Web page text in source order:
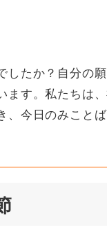
たか？自分の
ます。私たちは
、今日のみこと